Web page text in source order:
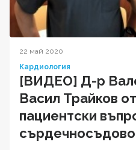
22 май 2020
Кардиология
[ВИДЕО] Д-р
Васил Трайков
пациентски